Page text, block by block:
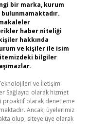
bir marka, kurum
bulunmamaktadır.
haber niteliği
hakkında
ve kişiler ile isim
bilgiler
ve İletişim
Sağlayıcı olarak hizmet
proaktif olarak denetleme
Ancak, üyelerimiz
olup, siteye üye olarak